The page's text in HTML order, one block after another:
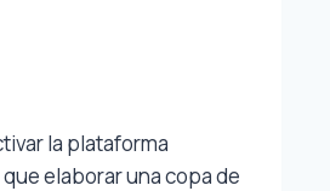
la plataforma
elaborar una copa de